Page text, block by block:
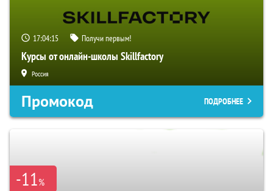
17:04:14 Получи первым!
Курсы от онлайн-школы Skillfactory
Россия
Промокод ПОДРОБНЕЕ
-11%